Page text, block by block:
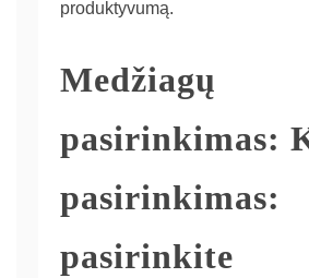
produktyvumą.
Medžiagų
pasirinkimas:
pasirinkimas:
pasirinkite